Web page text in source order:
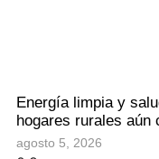
Energía limpia y
hogares rurales aún
agosto 5, 2026